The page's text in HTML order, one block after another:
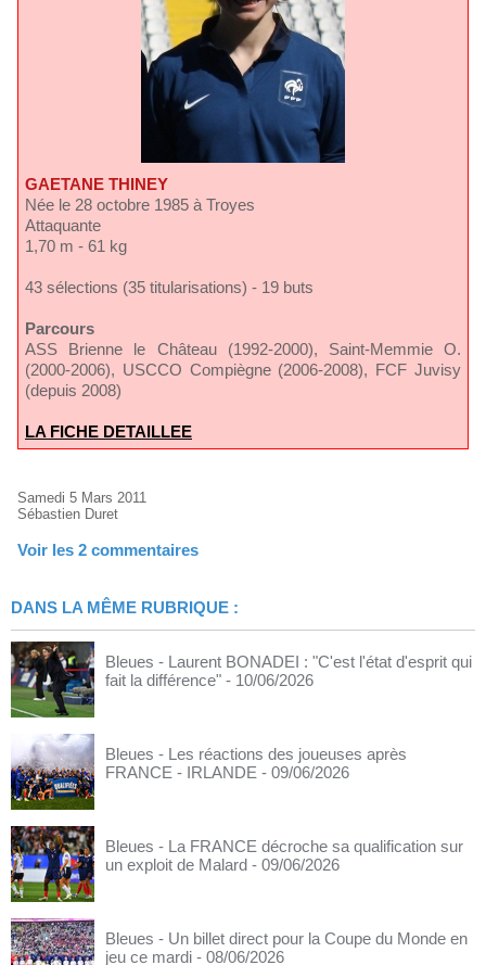
GAETANE THINEY
Née le 28 octobre 1985 à Troyes
Attaquante
1,70 m - 61 kg
43 sélections (35 titularisations) - 19 buts
Parcours
ASS Brienne le Château (1992-2000), Saint-Memmie O.
(2000-2006), USCCO Compiègne (2006-2008), FCF Juvisy
(depuis 2008)
LA FICHE DETAILLEE
Samedi 5 Mars 2011
Sébastien Duret
Voir les 2 commentaires
DANS LA MÊME RUBRIQUE :
Bleues - Laurent BONADEI : "C'est l'état d'esprit qui
fait la différence" - 10/06/2026
Bleues - Les réactions des joueuses après
FRANCE - IRLANDE - 09/06/2026
Bleues - La FRANCE décroche sa qualification sur
un exploit de Malard - 09/06/2026
Bleues - Un billet direct pour la Coupe du Monde en
jeu ce mardi - 08/06/2026